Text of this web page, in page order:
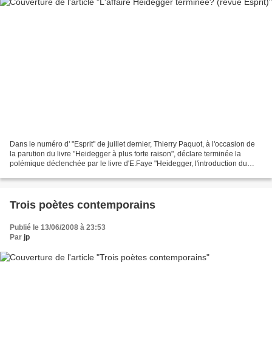
Dans le numéro d' "Esprit" de juillet dernier, Thierry Paquot, à l'occasion de
la parution du livre "Heidegger à plus forte raison", déclare terminée la
polémique déclenchée par le livre d'E.Faye "Heidegger, l'introduction du
Trois poètes contemporains
Publié le 13/06/2008 à 23:53
Par jp